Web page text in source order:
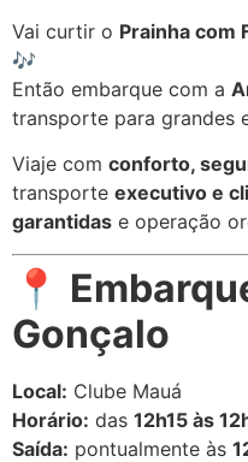
Vai curtir o Prainha com
🎶
Então embarque com a
transporte para grandes
Viaje com conforto,
transporte executivo e
garantidas e operação
📍
Gonçalo
Local: Clube Mauá
Horário: das 12h15 às
Saída: pontualmente às